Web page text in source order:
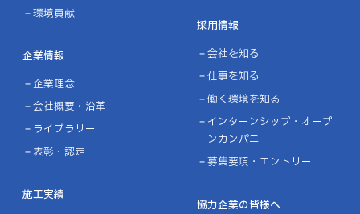
環境貢献
企業情報
企業理念
会社概要・沿革
ライブラリー
表彰・認定
施工実績
採用情報
会社を知る
仕事を知る
働く環境を知る
インターンシップ・オープ
ンカンパニー
募集要項・エントリー
協力企業の皆様へ